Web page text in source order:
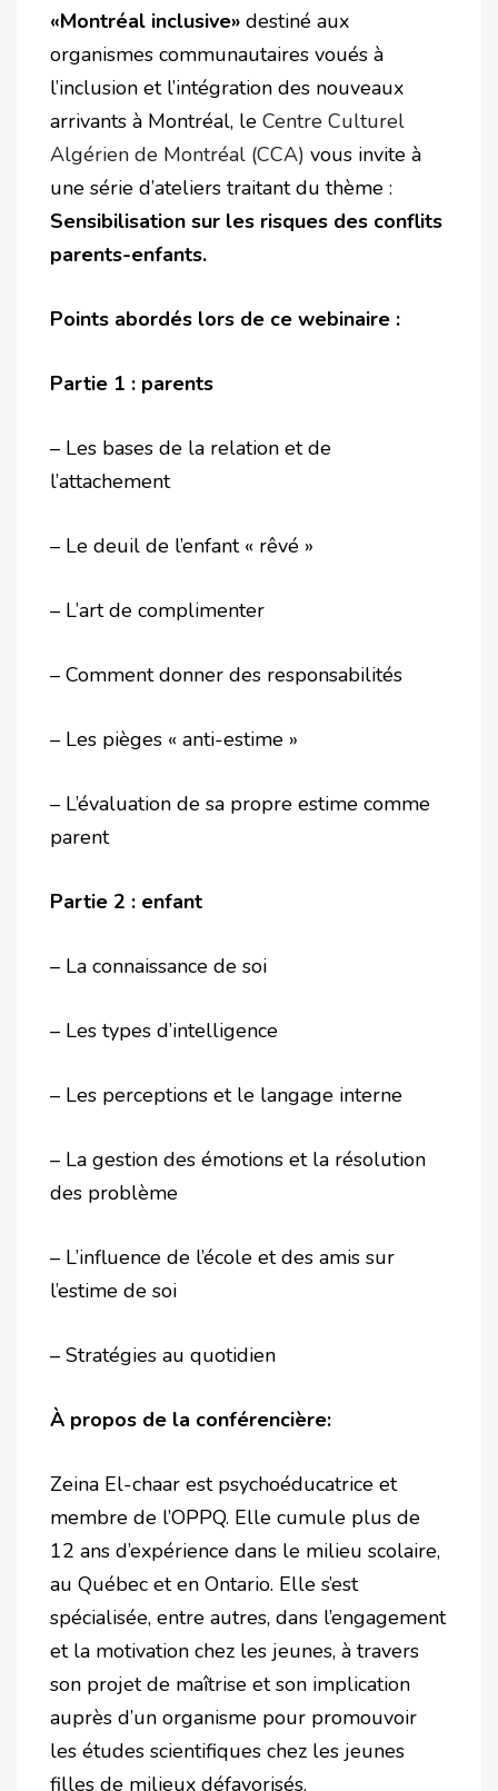
«Montréal inclusive» destiné aux
organismes communautaires voués à
l’inclusion et l’intégration des nouveaux
arrivants à Montréal, le Centre Culturel
Algérien de Montréal (CCA) vous invite à
une série d’ateliers traitant du thème :
Sensibilisation sur les risques des conflits
parents-enfants.
Points abordés lors de ce webinaire :
Partie 1 : parents
– Les bases de la relation et de
l’attachement
– Le deuil de l’enfant « rêvé »
– L’art de complimenter
– Comment donner des responsabilités
– Les pièges « anti-estime »
– L’évaluation de sa propre estime comme
parent
Partie 2 : enfant
– La connaissance de soi
– Les types d’intelligence
– Les perceptions et le langage interne
– La gestion des émotions et la résolution
des problème
– L’influence de l’école et des amis sur
l’estime de soi
– Stratégies au quotidien
À propos de la conférencière:
Zeina El-chaar est psychoéducatrice et
membre de l’OPPQ. Elle cumule plus de
12 ans d’expérience dans le milieu scolaire,
au Québec et en Ontario. Elle s’est
spécialisée, entre autres, dans l’engagement
et la motivation chez les jeunes, à travers
son projet de maîtrise et son implication
auprès d’un organisme pour promouvoir
les études scientifiques chez les jeunes
filles de milieux défavorisés.